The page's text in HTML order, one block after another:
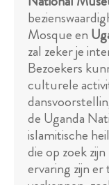
Mosque en
zal zeker je
Bezoekers
culturele
de Uganda
islamitische
die op zoek
ervaring zijn